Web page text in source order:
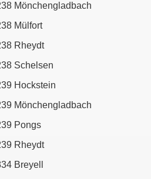
Mönchengladbach
Mülfort
Rheydt
Schelsen
Hockstein
Mönchengladbach
Pongs
Rheydt
Breyell